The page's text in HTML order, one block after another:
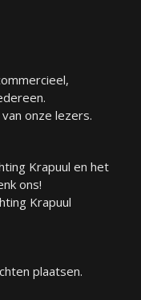
onze lezers.
Krapuul en het
ons!
Krapuul
plaatsen.